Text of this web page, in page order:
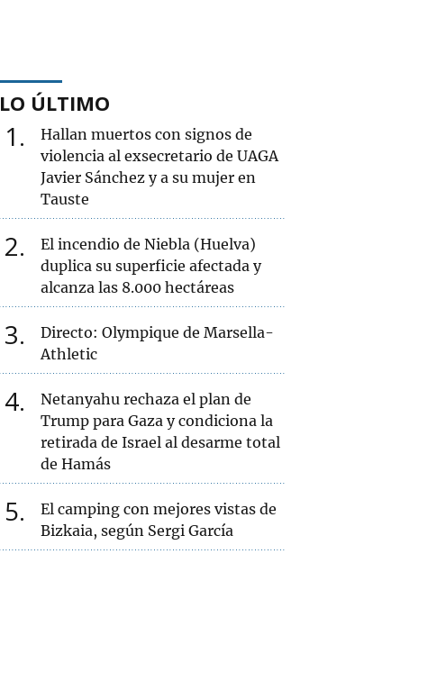
LO ÚLTIMO
1
Hallan muertos con signos de
violencia al exsecretario de UAGA
Javier Sánchez y a su mujer en
Tauste
2
El incendio de Niebla (Huelva)
duplica su superficie afectada y
alcanza las 8.000 hectáreas
3
Directo: Olympique de Marsella-
Athletic
4
Netanyahu rechaza el plan de
Trump para Gaza y condiciona la
retirada de Israel al desarme total
de Hamás
5
El camping con mejores vistas de
Bizkaia, según Sergi García